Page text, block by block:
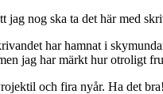
jag nog ska ta det här med
har hamnat i
jag har märkt hur otroligt
och fira nyår. Ha det bra!